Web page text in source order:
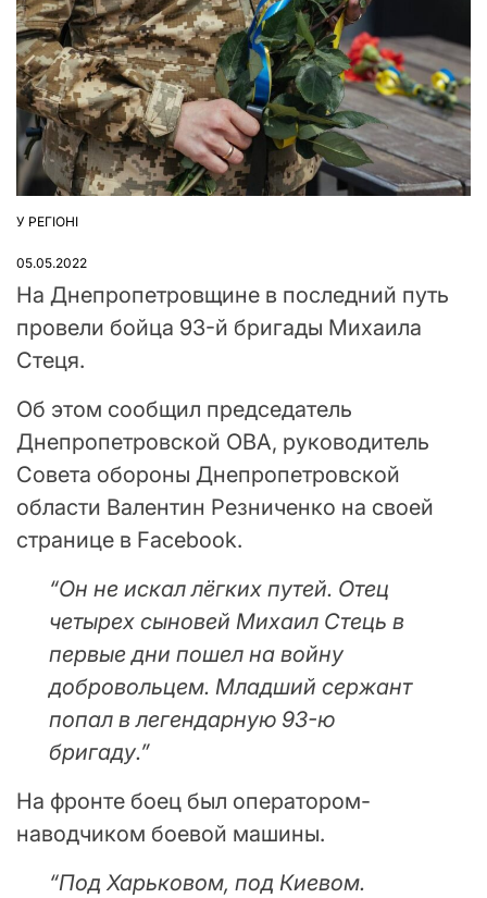
ОПУБЛІКУВАТИ
У РЕГІОНІ
05.05.2022
На Днепропетровщине в последний путь
провели бойца 93-й бригады Михаила
Стеця.
Об этом сообщил председатель
Днепропетровской ОВА, руководитель
Совета обороны Днепропетровской
области Валентин Резниченко на своей
странице в Facebook.
“Он не искал лёгких путей. Отец
четырех сыновей Михаил Стець в
первые дни пошел на войну
добровольцем. Младший сержант
попал в легендарную 93-ю
бригаду.”
На фронте боец был оператором-
наводчиком боевой машины.
“Под Харьковом, под Киевом.